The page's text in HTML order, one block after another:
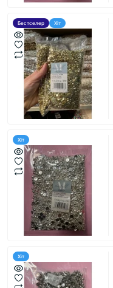
Бестселер Хіт
Хіт
Хіт